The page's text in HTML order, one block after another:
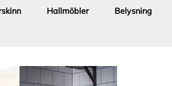
Hallmöbler Belysning